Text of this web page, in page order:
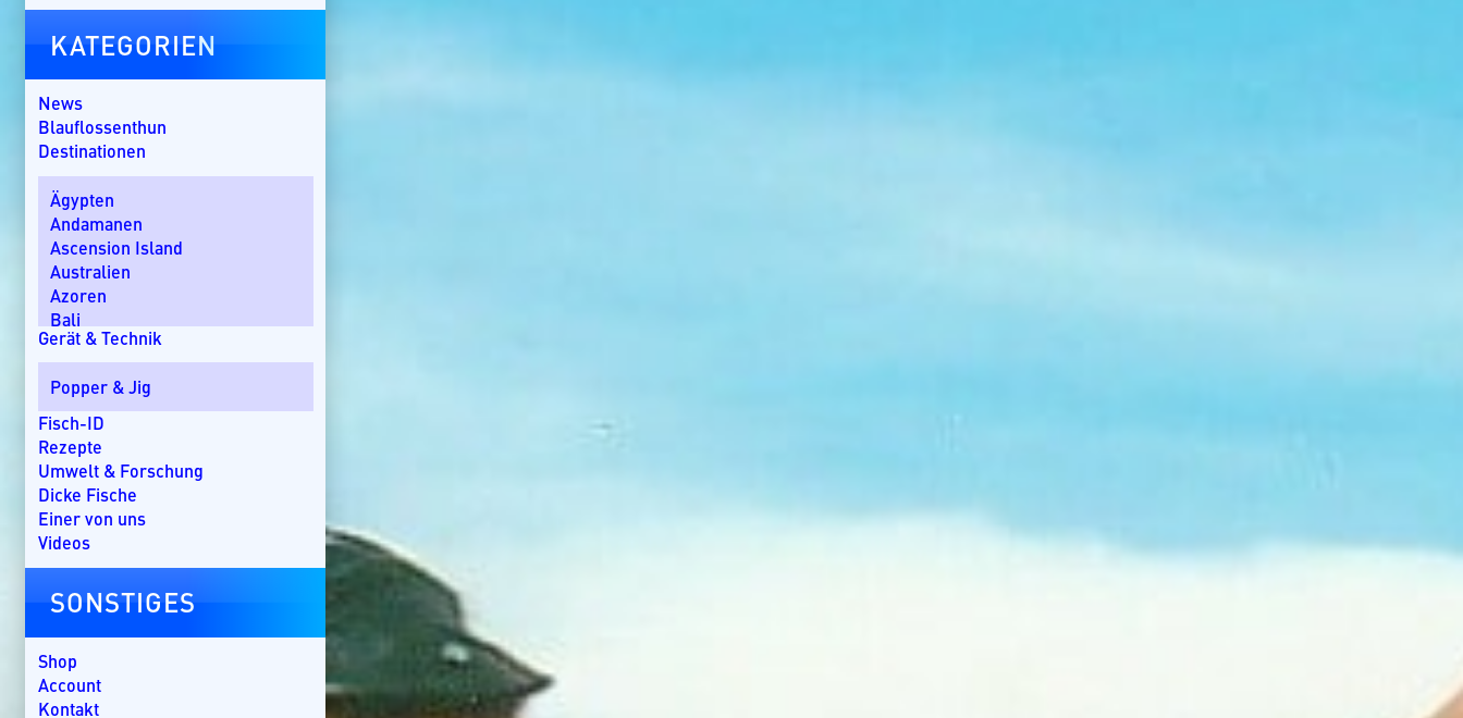
KATEGORIEN
News
Blauflossenthun
Destinationen
Ägypten
Andamanen
Ascension Island
Australien
Azoren
Bali
Bom Bom Island
Costa Rica
Dänemark
Dominikanische Republik
Ebro-Delta
England
Florida
Griechenland
Guatemala
Kap Verde
Kroatien
Kuba
Lakkadiven
Gerät & Technik
Popper & Jig
Fisch-ID
Rezepte
Umwelt & Forschung
Dicke Fische
Einer von uns
Videos
SONSTIGES
Shop
Account
Kontakt